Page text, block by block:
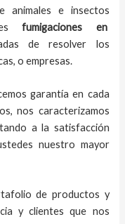
animales e insectos
fumigaciones en
de resolver los
o empresas.
garantía en cada
nos caracterizamos
a la satisfacción
nuestro mayor
de productos y
y clientes que nos